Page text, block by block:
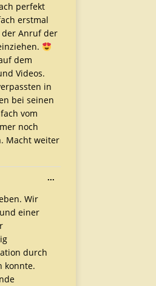
perfekt
erstmal
der Anruf der
dem
Videos.
in
bei seinen
vom
noch
Macht weiter
Wir
einer
durch
konnte.
...